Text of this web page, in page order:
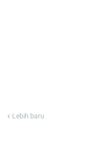
Lebih baru